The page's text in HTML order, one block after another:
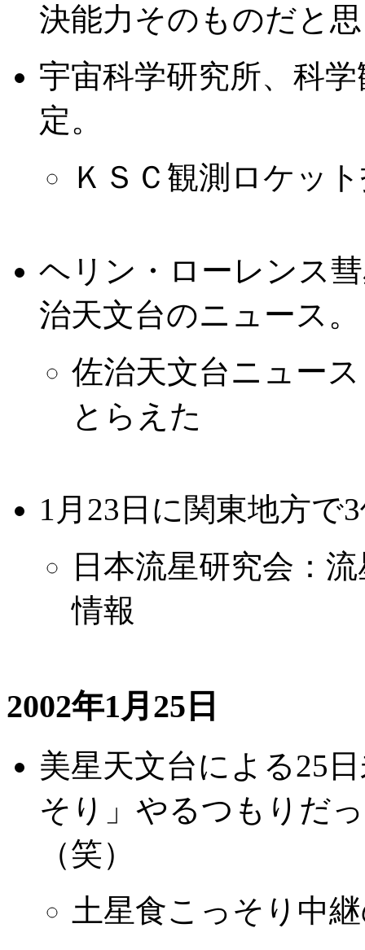
決能力そのものだと
宇宙科学研究所、科
定。
ＫＳＣ観測ロケッ
ヘリン・ローレンス
治天文台のニュース。
佐治天文台ニュー
とらえた
1月23日に関東地方で
日本流星研究会：
情報
2002年1月25日
美星天文台による25
そり」やるつもりだ
（笑）
土星食こっそり中